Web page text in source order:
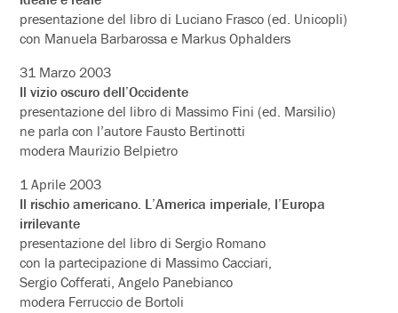
presentazione del libro di Luciano Frasco (ed. Unicopli)
con Manuela Barbarossa e Markus Ophalders
31 Marzo 2003
Il vizio oscuro dell’Occidente
presentazione del libro di Massimo Fini (ed. Marsilio)
ne parla con l’autore Fausto Bertinotti
modera Maurizio Belpietro
1 Aprile 2003
Il rischio americano. L’America imperiale, l’Europa
irrilevante
presentazione del libro di Sergio Romano
con la partecipazione di Massimo Cacciari,
Sergio Cofferati, Angelo Panebianco
modera Ferruccio de Bortoli